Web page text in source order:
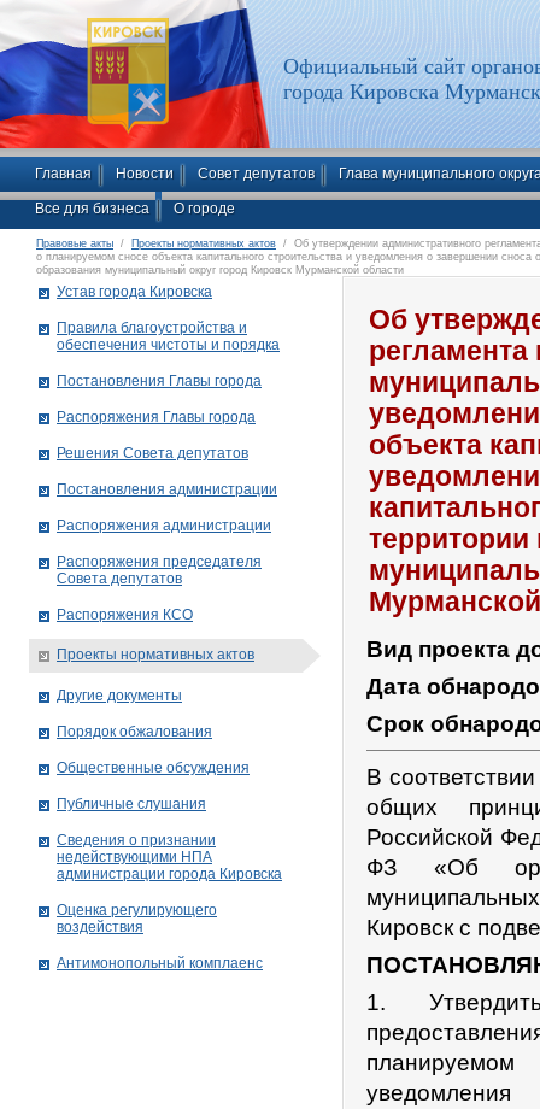
Официальный сайт
города Кировска
Главная Новости Совет депутатов Глава муниципального
Все для бизнеса О городе
Правовые акты / Проекты нормативных актов / Об утверждении административного
о планируемом сносе объекта капитального строительства и уведомления о завершении сноса
образования муниципальный округ город Кировск Мурманской области
Об
регламента
объекта
Вид проекта
Дата
Срок
В
общих
Российской
ФЗ «Об
Кировск с
1.
Устав города Кировска
Правила благоустройства и
обеспечения чистоты и порядка
Постановления Главы города
Распоряжения Главы города
Решения Совета депутатов
Постановления администрации
Распоряжения администрации
Распоряжения председателя
Совета депутатов
Распоряжения КСО
Проекты нормативных актов
Другие документы
Порядок обжалования
Общественные обсуждения
Публичные слушания
Сведения о признании
недействующими НПА
администрации города Кировскa
Оценка регулирующего
воздействия
Антимонопольный комплаенс